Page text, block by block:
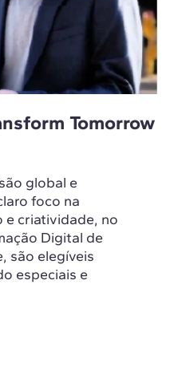
Tomorrow
global e
foco na
e criatividade, no
Digital de
são elegíveis
especiais e